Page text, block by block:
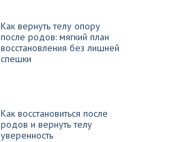
Как вернуть телу опору
после родов: мягкий план
восстановления без лишней
спешки
Как восстановиться после
родов и вернуть телу
уверенность